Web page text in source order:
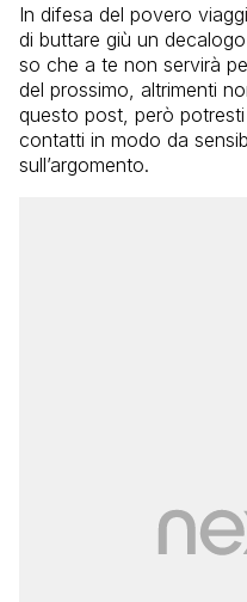
In difesa del povero
di buttare giù un
so che a te non servirà
del prossimo, altrimenti
questo post, però
contatti in modo da
sull’argomento.